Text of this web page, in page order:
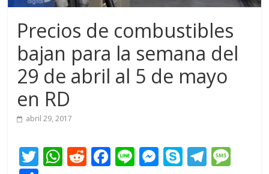
Precios de combustibles
bajan para la semana del
29 de abril al 5 de mayo
en RD
abril 29, 2017
T W R F Li M S T